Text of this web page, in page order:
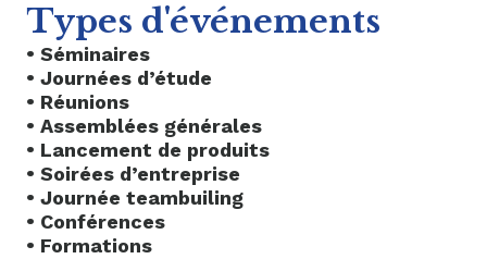
Types d'événements
• Séminaires
• Journées d’étude
• Réunions
• Assemblées générales
• Lancement de produits
• Soirées d’entreprise
• Journée teambuiling
• Conférences
• Formations